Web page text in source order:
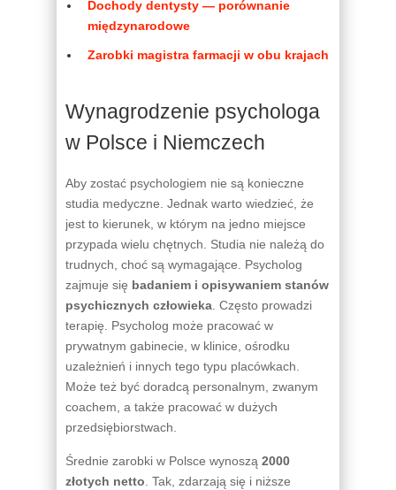
Dochody dentysty — porównanie
międzynarodowe
Zarobki magistra farmacji w obu krajach
Wynagrodzenie psychologa
w Polsce i Niemczech
Aby zostać psychologiem nie są konieczne
studia medyczne. Jednak warto wiedzieć, że
jest to kierunek, w którym na jedno miejsce
przypada wielu chętnych. Studia nie należą do
trudnych, choć są wymagające. Psycholog
zajmuje się badaniem i opisywaniem stanów
psychicznych człowieka . Często prowadzi
terapię. Psycholog może pracować w
prywatnym gabinecie, w klinice, ośrodku
uzależnień i innych tego typu placówkach.
Może też być doradcą personalnym, zwanym
coachem, a także pracować w dużych
przedsiębiorstwach.
Średnie zarobki w Polsce wynoszą 2000
złotych netto . Tak, zdarzają się i niższe